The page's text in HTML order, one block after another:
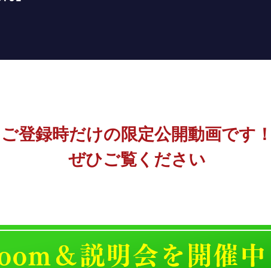
ご登録時だけの限定公開動画です
ぜひご覧ください